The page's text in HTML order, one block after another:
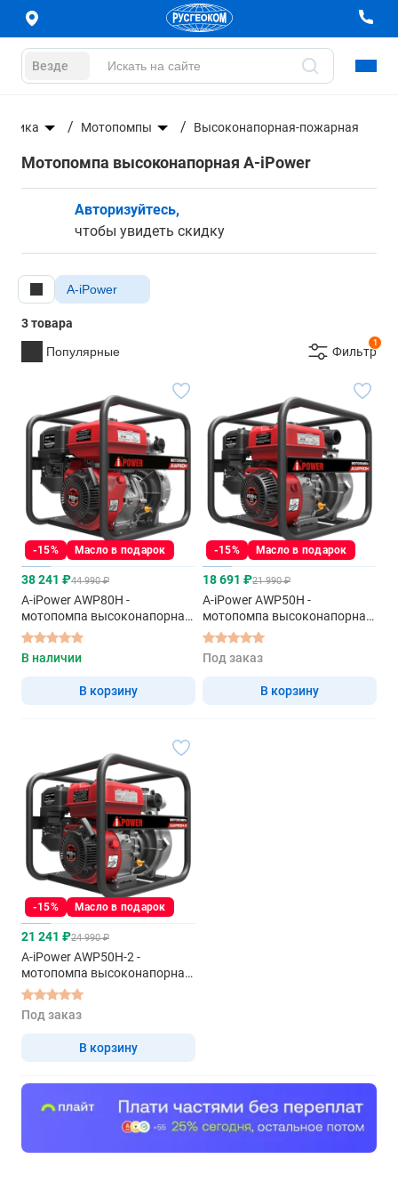
Везде
Мотопомпы Высоконапорная-пожарная
Мотопомпа высоконапорная A-iPower
Авторизуйтесь,
чтобы увидеть скидку
A-iPower
3 товара
Популярные
1
Фильтр
-15% Масло в подарок
38 241 ₽44 990 ₽
A-iPower AWP80H -
мотопомпа высоконапорная-
пожарная
В наличии
В корзину
-15% Масло в подарок
18 691 ₽21 990 ₽
A-iPower AWP50H -
мотопомпа высоконапорная-
пожарная
Под заказ
В корзину
-15% Масло в подарок
21 241 ₽24 990 ₽
A-iPower AWP50H-2 -
мотопомпа высоконапорная-
пожарная
Под заказ
В корзину